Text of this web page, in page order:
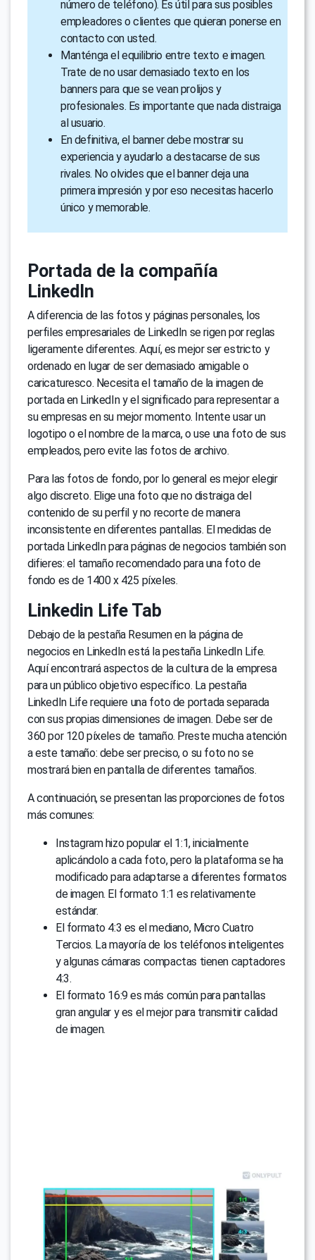
número de teléfono). Es útil para sus posibles
empleadores o clientes que quieran ponerse en
contacto con usted.
Manténga el equilibrio entre texto e imagen.
Trate de no usar demasiado texto en los
banners para que se vean prolijos y
profesionales. Es importante que nada distraiga
al usuario.
En definitiva, el banner debe mostrar su
experiencia y ayudarlo a destacarse de sus
rivales. No olvides que el banner deja una
primera impresión y por eso necesitas hacerlo
único y memorable.
Portada de la compañía
LinkedIn
A diferencia de las fotos y páginas personales, los
perfiles empresariales de LinkedIn se rigen por reglas
ligeramente diferentes. Aquí, es mejor ser estricto y
ordenado en lugar de ser demasiado amigable o
caricaturesco. Necesita el tamaño de la imagen de
portada en LinkedIn y el significado para representar a
su empresas en su mejor momento. Intente usar un
logotipo o el nombre de la marca, o use una foto de sus
empleados, pero evite las fotos de archivo.
Para las fotos de fondo, por lo general es mejor elegir
algo discreto. Elige una foto que no distraiga del
contenido de su perfil y no recorte de manera
inconsistente en diferentes pantallas. El medidas de
portada LinkedIn para páginas de negocios también son
difieres: el tamaño recomendado para una foto de
fondo es de 1400 x 425 píxeles.
Linkedin Life Tab
Debajo de la pestaña Resumen en la página de
negocios en LinkedIn está la pestaña LinkedIn Life.
Aquí encontrará aspectos de la cultura de la empresa
para un público objetivo específico. La pestaña
LinkedIn Life requiere una foto de portada separada
con sus propias dimensiones de imagen. Debe ser de
360 por 120 píxeles de tamaño. Preste mucha atención
a este tamaño: debe ser preciso, o su foto no se
mostrará bien en pantalla de diferentes tamaños.
A continuación, se presentan las proporciones de fotos
más comunes:
Instagram hizo popular el 1:1, inicialmente
aplicándolo a cada foto, pero la plataforma se ha
modificado para adaptarse a diferentes formatos
de imagen. El formato 1:1 es relativamente
estándar.
El formato 4:3 es el mediano, Micro Cuatro
Tercios. La mayoría de los teléfonos inteligentes
y algunas cámaras compactas tienen captadores
4:3.
El formato 16:9 es más común para pantallas
gran angular y es el mejor para transmitir calidad
de imagen.